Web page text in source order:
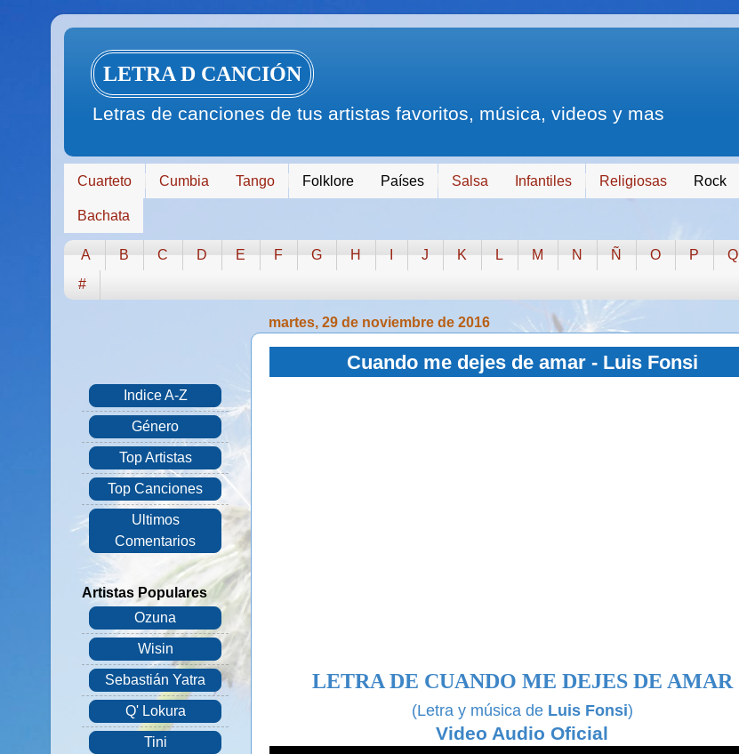
LETRA D CANCIÓN
Letras de canciones de tus artistas favoritos, música, videos y mas
Cuarteto Cumbia Tango Folklore Países Salsa Infantiles Religiosas Rock
Bachata
A B C D E F G H J K L M N Ñ O P Q
#
martes, 29 de noviembre de 2016
Cuando me dejes de amar - Luis Fonsi
LETRA DE CUANDO ME DEJES DE AMAR
(Letra y música de Luis Fonsi)
Video Audio Oficial
Indice A-Z
Género
Top Artistas
Top Canciones
Ultimos
Comentarios
Artistas Populares
Ozuna
Wisin
Sebastián Yatra
Q' Lokura
Tini